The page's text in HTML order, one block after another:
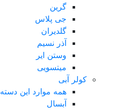
گرین
جی پلاس
گلدیران
آذر نسیم
وستن ایر
میتسویی
کولر آبی
همه موارد این دسته
آبسال